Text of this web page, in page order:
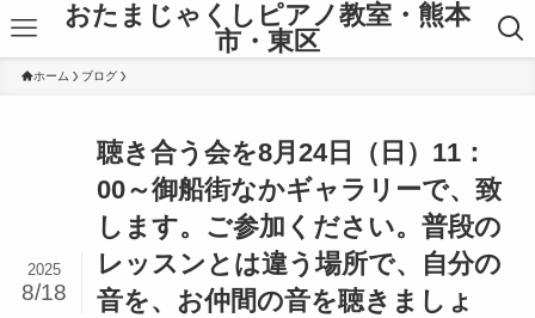
おたまじゃくしピアノ教室・熊本
市・東区
ホーム ブログ
聴き合う会を8月24日（日）11：
00～御船街なかギャラリーで、致
します。ご参加ください。普段の
レッスンとは違う場所で、自分の
音を、お仲間の音を聴きましょ
2025
8/18